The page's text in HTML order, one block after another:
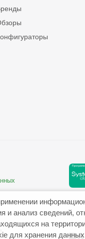
и анализ сведений,
на
для хранения